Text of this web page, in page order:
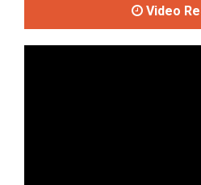
Video